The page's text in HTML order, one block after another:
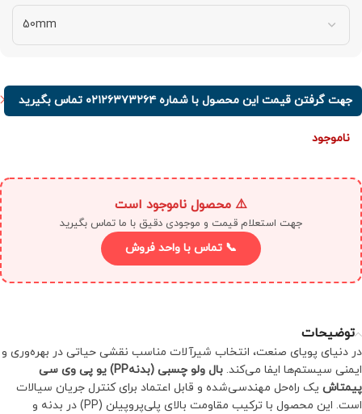
جهت گرفتن قیمت این محصول با شماره ۰۲۱۲۶۳۷۳۲۶۴ تماس بگیرید
ناموجود
⚠️ محصول ناموجود است
جهت استعلام قیمت و موجودی دقیق با ما تماس بگیرید
📞 تماس با واحد فروش
توضیحات
در دنیای پویای صنعت، انتخاب شیرآلات مناسب نقشی حیاتی در بهره‌وری و
ایمنی سیستم‌ها ایفا می‌کند.
بال ولو چسبی (بدنهPP) یو پی وی سی
پیمتاش یک راه‌حل مهندسی‌شده و قابل اعتماد برای کنترل جریان سیالات
است. این محصول با ترکیب مقاومت بالای پلی‌پروپیلن (PP) در بدنه و